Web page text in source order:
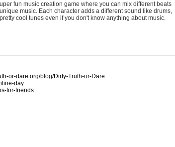
fun music creation game where you can mix different beats
music. Each character adds a different sound like drums,
cool tunes even if you don't know anything about music.
or-dare.org/blog/Dirty-Truth-or-Dare
day
for-friends